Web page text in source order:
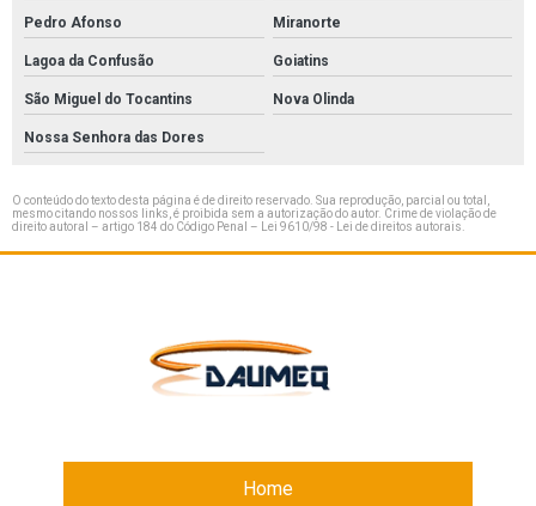
Pedro Afonso Miranorte
Lagoa da Confusão Goiatins
São Miguel do Tocantins Nova Olinda
Nossa Senhora das Dores
O conteúdo do texto desta página é de direito reservado. Sua reprodução, parcial ou total,
mesmo citando nossos links, é proibida sem a autorização do autor. Crime de violação de
direito autoral – artigo 184 do Código Penal –
Lei 9610/98 - Lei de direitos autorais
Home